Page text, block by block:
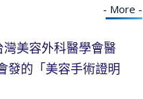
- More -
美容外科醫學會醫
發的「美容手術證明